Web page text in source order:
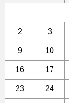
2 3
9 10
16 17
23 24